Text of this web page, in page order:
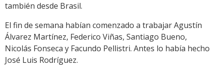
también desde Brasil.
El fin de semana habían comenzado a trabajar Agustín
Álvarez Martínez, Federico Viñas, Santiago Bueno,
Nicolás Fonseca y Facundo Pellistri. Antes lo había hecho
José Luis Rodríguez.